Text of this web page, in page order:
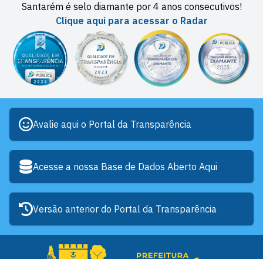
Santarém é selo diamante por 4 anos consecutivos!
Clique aqui para acessar o Radar
Avalie aqui o Portal da Transparência
Acesse a nossa Base de Dados Aberto Aqui
Versão anterior do Portal da Transparência